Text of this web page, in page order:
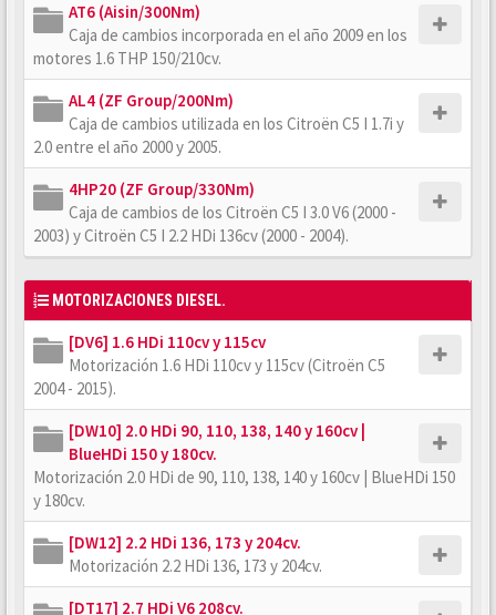
AT6 (Aisin/300Nm)
Caja de cambios incorporada en el año 2009 en los
motores 1.6 THP 150/210cv.
AL4 (ZF Group/200Nm)
Caja de cambios utilizada en los Citroën C5 I 1.7i y
2.0 entre el año 2000 y 2005.
4HP20 (ZF Group/330Nm)
Caja de cambios de los Citroën C5 I 3.0 V6 (2000 -
2003) y Citroën C5 I 2.2 HDi 136cv (2000 - 2004).
MOTORIZACIONES DIESEL.
[DV6] 1.6 HDi 110cv y 115cv
Motorización 1.6 HDi 110cv y 115cv (Citroën C5
2004 - 2015).
[DW10] 2.0 HDi 90, 110, 138, 140 y 160cv |
BlueHDi 150 y 180cv.
Motorización 2.0 HDi de 90, 110, 138, 140 y 160cv | BlueHDi 150
y 180cv.
[DW12] 2.2 HDi 136, 173 y 204cv.
Motorización 2.2 HDi 136, 173 y 204cv.
[DT17] 2.7 HDi V6 208cv.